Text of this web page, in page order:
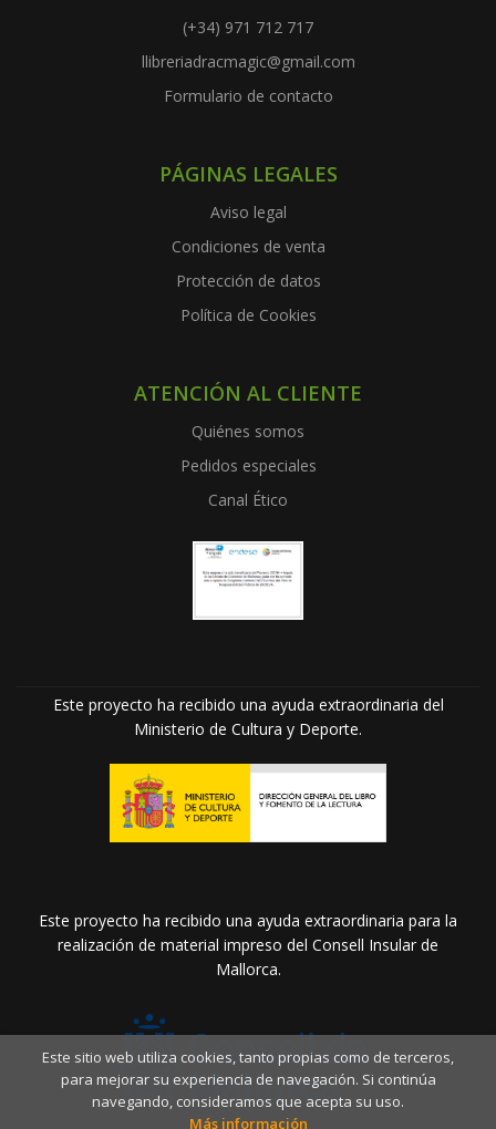
(+34) 971 712 717
llibreriadracmagic@gmail.com
Formulario de contacto
PÁGINAS LEGALES
Aviso legal
Condiciones de venta
Protección de datos
Política de Cookies
ATENCIÓN AL CLIENTE
Quiénes somos
Pedidos especiales
Canal Ético
Este proyecto ha recibido una ayuda extraordinaria del
Ministerio de Cultura y Deporte.
Este proyecto ha recibido una ayuda extraordinaria para la
realización de material impreso del Consell Insular de
Mallorca.
Este sitio web utiliza cookies, tanto propias como de terceros,
para mejorar su experiencia de navegación. Si continúa
navegando, consideramos que acepta su uso.
Más información